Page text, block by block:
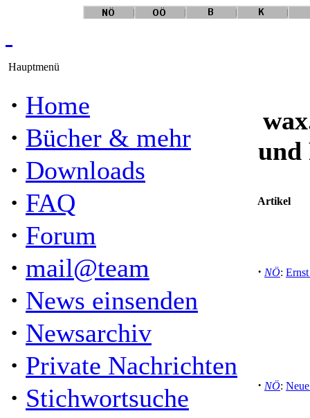
Hauptmenü
· Home
· Bücher & mehr
· Downloads
· FAQ
· Forum
· mail@team
· News einsenden
· Newsarchiv
· Private Nachrichten
· Stichwortsuche
und
Artikel
· NÖ:
· NÖ: